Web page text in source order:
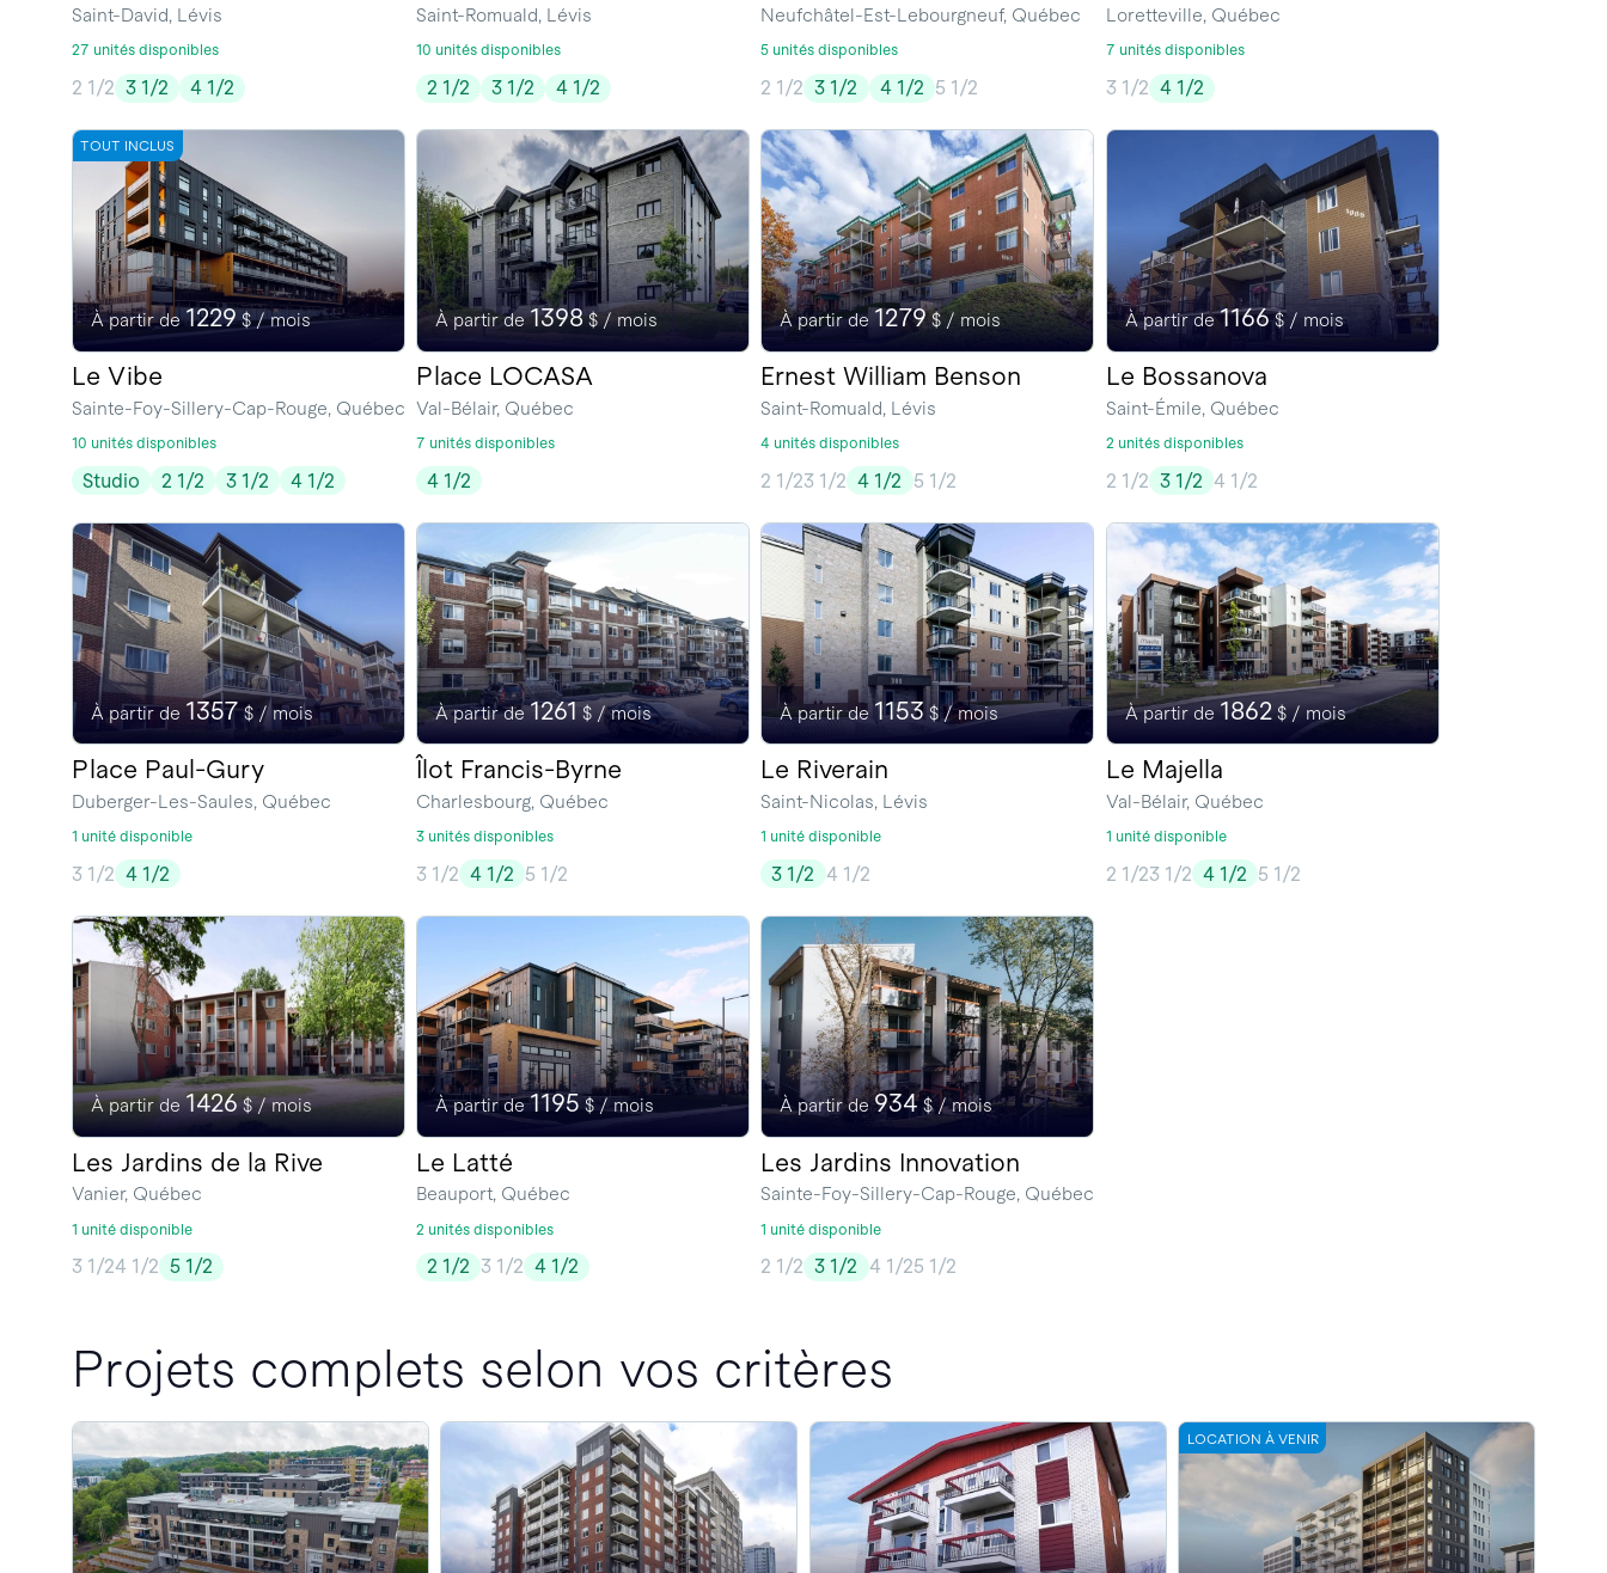
Saint-David, Lévis
27 unités disponibles
2 1/2 3 1/2 4 1/2
Saint-Romuald, Lévis
10 unités disponibles
2 1/2 3 1/2 4 1/2
Neufchâtel-Est-Lebourgneuf, Québec
5 unités disponibles
2 1/2 3 1/2 4 1/2 5 1/2
Loretteville, Québec
7 unités disponibles
3 1/2 4 1/2
TOUT INCLUS
À partir de1229$ / mois
Le Vibe
Sainte-Foy-Sillery-Cap-Rouge, Québec
10 unités disponibles
Studio 2 1/2 3 1/2 4 1/2
À partir de1398$ / mois
Place LOCASA
Val-Bélair, Québec
7 unités disponibles
4 1/2
À partir de 1279$ / mois
Ernest William Benson
Saint-Romuald, Lévis
4 unités disponibles
2 1/23 1/2 4 1/2 5 1/2
À partir de1166$ / mois
Le Bossanova
Saint-Émile, Québec
2 unités disponibles
2 1/2 3 1/2 4 1/2
À partir de 1357$ / mois
Place Paul-Gury
Duberger-Les-Saules, Québec
1 unité disponible
3 1/2 4 1/2
À partir de 1261 $ / mois
Îlot Francis-Byrne
Charlesbourg, Québec
3 unités disponibles
3 1/2 4 1/2 5 1/2
À partir de 1153 $ / mois
Le Riverain
Saint-Nicolas, Lévis
1 unité disponible
3 1/2 4 1/2
À partir de 1862$ / mois
Le Majella
Val-Bélair, Québec
1 unité disponible
2 1/23 1/2 4 1/2 5 1/2
À partir de1426 $ / mois
Les Jardins de la Rive
Vanier, Québec
1 unité disponible
3 1/24 1/2 5 1/2
À partir de1195$ / mois
Le Latté
Beauport, Québec
2 unités disponibles
2 1/2 3 1/2 4 1/2
À partir de934 $ / mois
Les Jardins Innovation
Sainte-Foy-Sillery-Cap-Rouge, Québec
1 unité disponible
2 1/2 3 1/2 4 1/25 1/2
Projets complets selon vos critères
LOCATION À VENIR